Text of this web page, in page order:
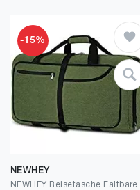
-15%
NEWHEY